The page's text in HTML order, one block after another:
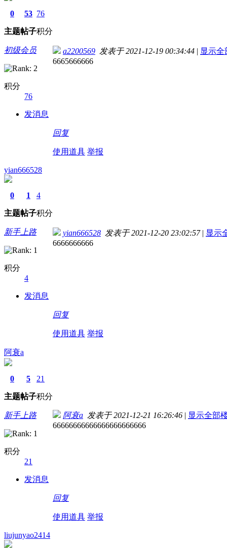
0
主题
53
帖子
76
积分
初级会员
积分
76
发消息
a2200569 发表于 2021-12-19 00:34:44 | 显示全
6665666666
回复
使用道具 举报
yian666528
0
主题
1
帖子
4
积分
新手上路
积分
4
发消息
yian666528 发表于 2021-12-20 23:02:57 | 显示
6666666666
回复
使用道具 举报
阿衰a
0
主题
5
帖子
21
积分
新手上路
积分
21
发消息
阿衰a 发表于 2021-12-21 16:26:46 | 显示全部
66666666666666666666666
回复
使用道具 举报
liujunyao2414